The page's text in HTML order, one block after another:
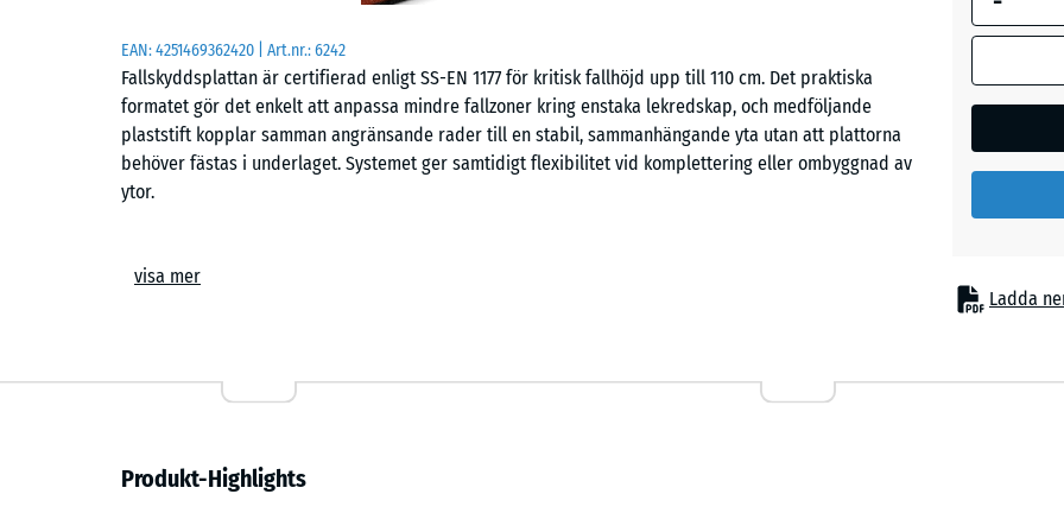
EAN:4251469362420 | Art.nr.:6242
Fallskyddsplattan är certifierad enligt SS-EN 1177 för kritisk fallhöjd upp till 110 cm. Det praktiska
formatet gör det enkelt att anpassa mindre fallzoner kring enstaka lekredskap, och medföljande
plaststift kopplar samman angränsande rader till en stabil, sammanhängande yta utan att plattorna
behöver fästas i underlaget. Systemet ger samtidigt flexibilitet vid komplettering eller ombyggnad av
ytor.
rehabiliteringsmiljöer där en mjuk och följsam yta underlättar rörelseträning och minskar belastning
Uppbyggnad och material
visa mer
Ladda
Produkt-Highlights